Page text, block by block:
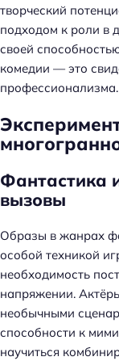
творческий
подходом к роли в
своей
комедии — это
профессионализма.
Фантастика
вызовы
Образы в жанрах
особой техникой
необходимость
напряжении.
необычными
способности к
научиться